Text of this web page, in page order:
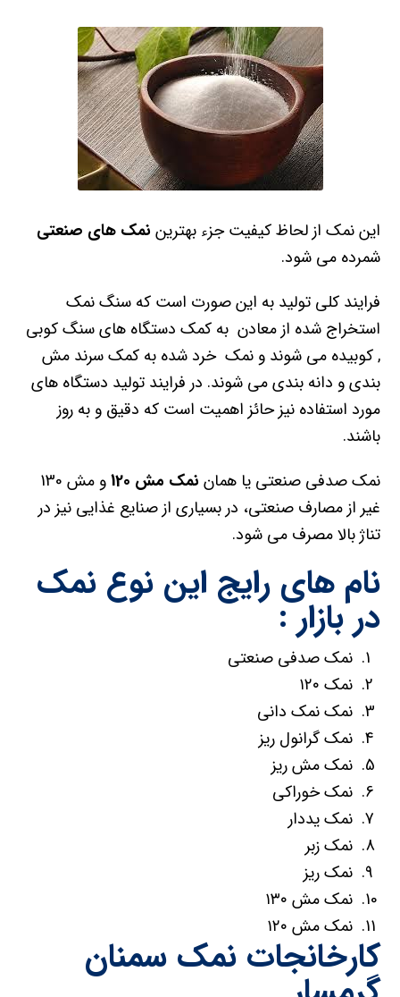
این نمک از لحاظ کیفیت جزء بهترین نمک های صنعتی
شمرده می شود.
فرایند کلی تولید به این صورت است که سنگ نمک
استخراج شده از معادن به کمک دستگاه های سنگ کوبی
, کوبیده می شوند و نمک خرد شده به کمک سرند مش
بندی و دانه بندی می شوند. در فرایند تولید دستگاه های
مورد استفاده نیز حائز اهمیت است که دقیق و به روز
باشند.
نمک صدفی صنعتی یا همان نمک مش 120
و مش 130
غیر از مصارف صنعتی، در بسیاری از صنایع غذایی نیز در
تناژ بالا مصرف می شود.
نام های رایج این نوع نمک
در بازار :
نمک صدفی صنعتی
نمک ۱۲۰
نمک نمک دانی
نمک گرانول ریز
نمک مش ریز
نمک خوراکی
نمک یددار
نمک زبر
نمک ریز
نمک مش ۱۳۰
نمک مش ۱۲۰
کارخانجات نمک سمنان